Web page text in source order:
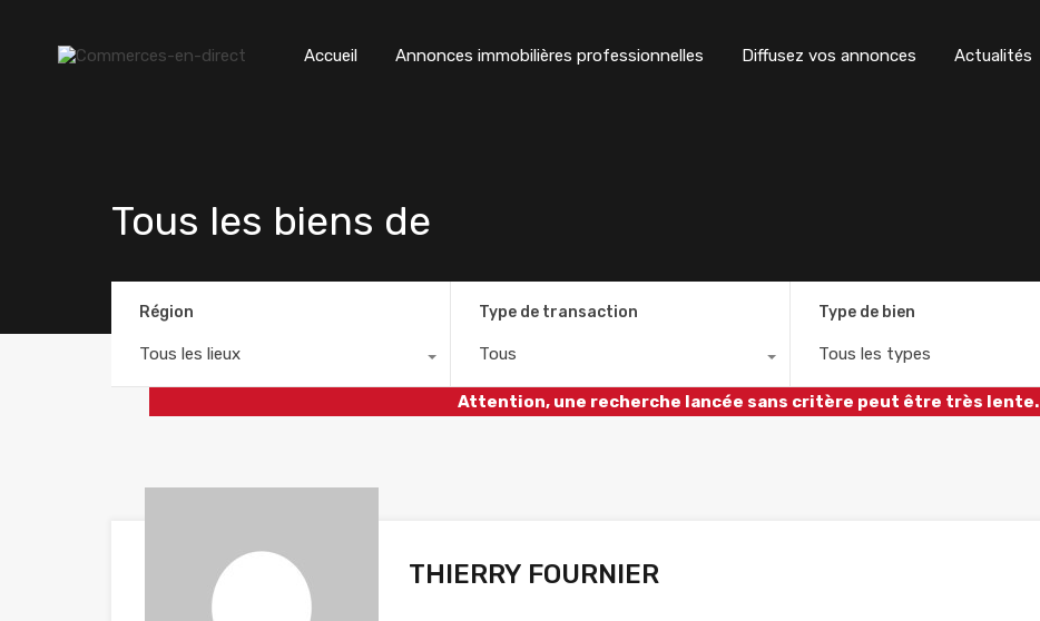
Accueil Annonces immobilières professionnelles Diffusez vos annonces Actualités
Tous les biens de
Région
Tous les lieux
Type de transaction
Tous
Type de bien
Tous les types
Attention, une recherche lancée sans critère peut être très lente.
THIERRY FOURNIER